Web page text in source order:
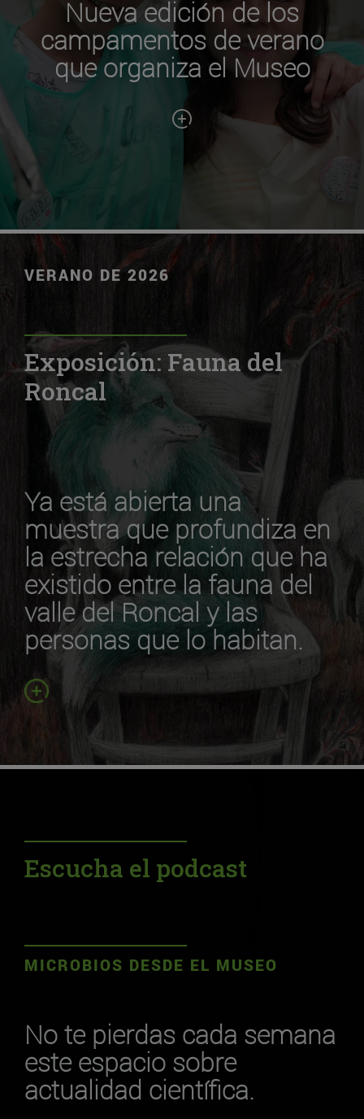
Nueva edición de los
campamentos de verano
que organiza el Museo
VERANO DE 2026
Exposición: Fauna del
Roncal
Ya está abierta una
muestra que profundiza en
la estrecha relación que ha
existido entre la fauna del
valle del Roncal y las
personas que lo habitan.
Escucha el podcast
MICROBIOS DESDE EL MUSEO
No te pierdas cada semana
este espacio sobre
actualidad científica.